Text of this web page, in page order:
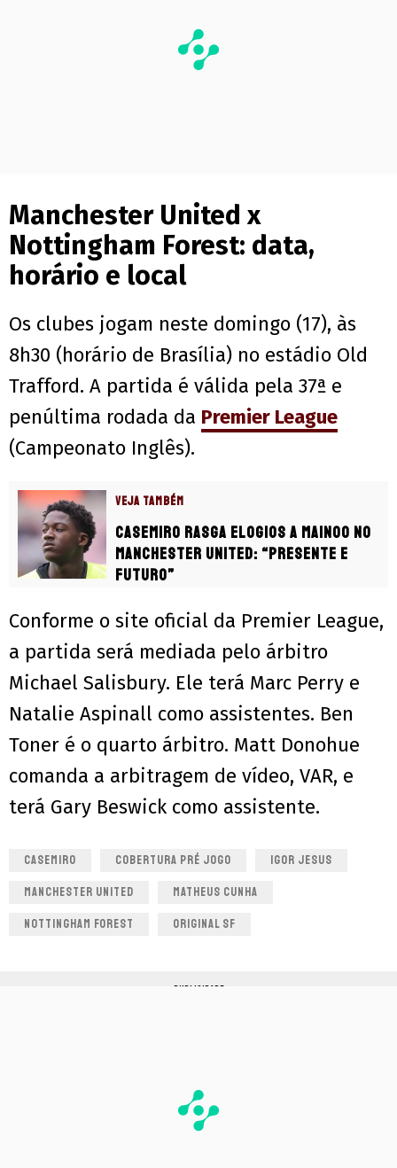
Manchester United x
Nottingham Forest: data,
horário e local
Os clubes jogam neste domingo (17), às
8h30 (horário de Brasília) no estádio Old
Trafford. A partida é válida pela 37ª e
penúltima rodada da Premier League
(Campeonato Inglês).
VEJA TAMBÉM
Casemiro rasga elogios a Mainoo no
Manchester United: “Presente e
futuro”
Conforme o site oficial da Premier League,
a partida será mediada pelo árbitro
Michael Salisbury. Ele terá Marc Perry e
Natalie Aspinall como assistentes. Ben
Toner é o quarto árbitro. Matt Donohue
comanda a arbitragem de vídeo, VAR, e
terá Gary Beswick como assistente.
CASEMIRO COBERTURA PRÉ JOGO IGOR JESUS
MANCHESTER UNITED MATHEUS CUNHA
NOTTINGHAM FOREST ORIGINAL SF
PUBLICIDADE